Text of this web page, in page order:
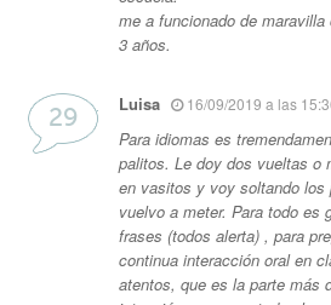
me a funcionado de
3 años.
Luisa 16/09/2019 a las
Para idiomas es
palitos. Le doy dos vueltas o
en vasitos y voy soltando
vuelvo a meter. Para todo es
frases (todos alerta) , para
continua interacción oral en
atentos, que es la parte más